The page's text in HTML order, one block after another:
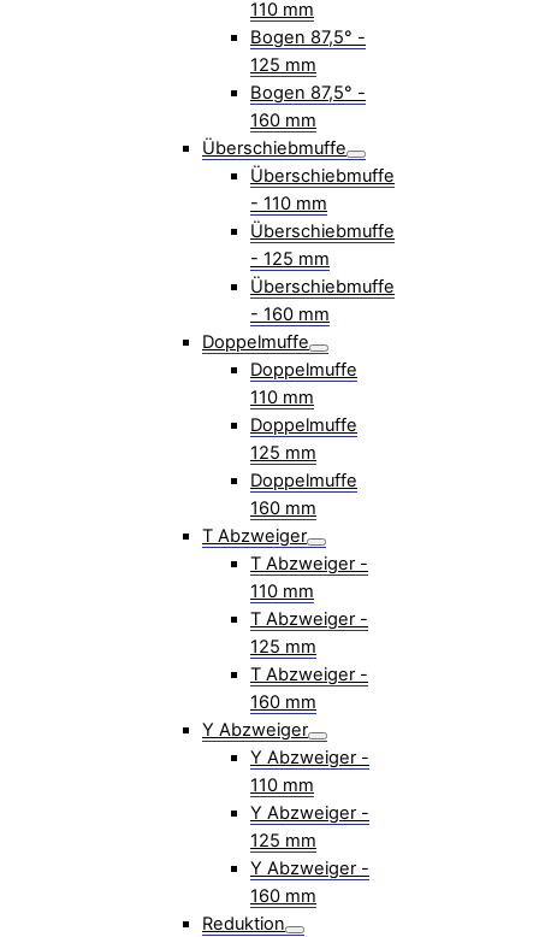
110 mm
Bogen 87,5° -
125 mm
Bogen 87,5° -
160 mm
Überschiebmuffe
Überschiebmuffe
- 110 mm
Überschiebmuffe
- 125 mm
Überschiebmuffe
- 160 mm
Doppelmuffe
Doppelmuffe
110 mm
Doppelmuffe
125 mm
Doppelmuffe
160 mm
T Abzweiger
T Abzweiger -
110 mm
T Abzweiger -
125 mm
T Abzweiger -
160 mm
Y Abzweiger
Y Abzweiger -
110 mm
Y Abzweiger -
125 mm
Y Abzweiger -
160 mm
Reduktion